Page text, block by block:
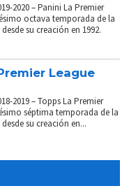
2020 – Panini La Premier
octava temporada de la
su creación en 1992.
League
2019 – Topps La Premier
séptima temporada de la
su creación en...